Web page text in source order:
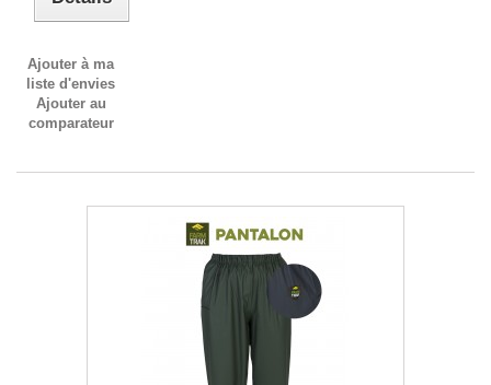
Ajouter à ma
liste d'envies
Ajouter au
comparateur